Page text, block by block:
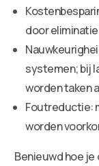
door
systemen; bij
worden taken
Foutreductie:
worden
Benieuwd hoe